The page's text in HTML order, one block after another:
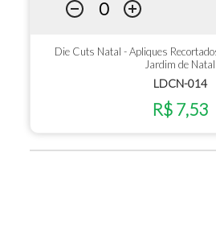
Die Cuts Natal - Apliques
Jardim de Natal
LDCN-014
R$ 7,53